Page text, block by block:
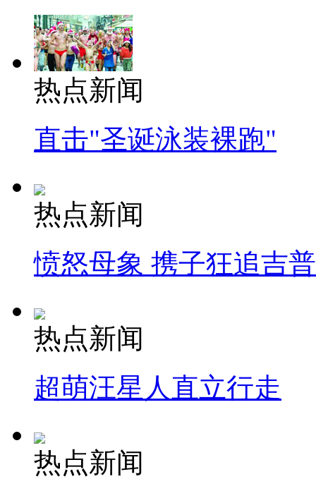
热点新闻
直击"圣诞泳装裸跑"
热点新闻
愤怒母象 携子狂追吉
热点新闻
超萌汪星人直立行走
热点新闻